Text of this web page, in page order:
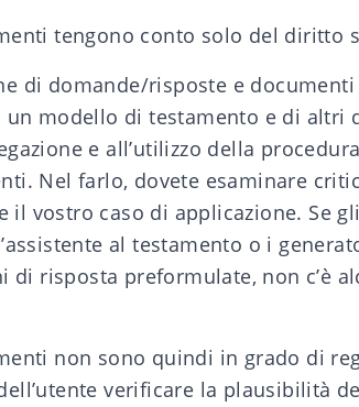
tengono conto solo del diritto
di domande/risposte e
modello di testamento e di altri
e all’utilizzo della
Nel farlo, dovete esaminare
vostro caso di applicazione. Se
al testamento o i
risposta preformulate, non c’è
non sono quindi in grado di
verificare la plausibilità